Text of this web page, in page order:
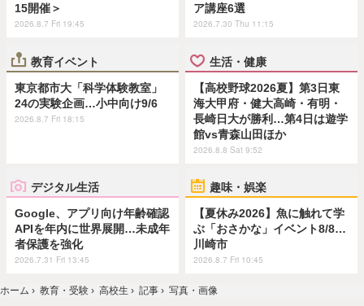
15開催＞
2026.8.7 Fri 19:45
ア講座6選
2026.7.30 Thu 11:15
教育イベント
東京都市大「科学体験教室」
24の実験企画…小中向け9/6
2026.8.7 Fri 18:15
生活・健康
【高校野球2026夏】第3日東
海大甲府・健大高崎・有明・
長崎日大が勝利…第4日は遊学
館vs青森山田ほか
2026.8.8 Sat 9:52
デジタル生活
Google、アプリ向け年齢確認
APIを年内に世界展開…未成年
者保護を強化
2026.7.31 Fri 13:45
趣味・娯楽
【夏休み2026】魚に触れて学
ぶ「おさかな」イベント8/8…
川崎市
2026.8.7 Fri 10:45
ホーム › 教育・受験 › 高校生 › 記事 › 写真・画像